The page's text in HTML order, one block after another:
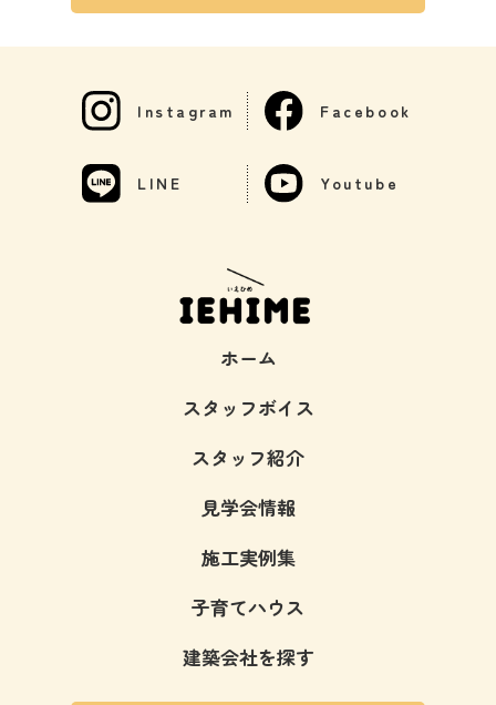
ホーム
スタッフボイス
スタッフ紹介
見学会情報
施工実例集
子育てハウス
建築会社を探す
Instagram Facebook
LINE Youtube